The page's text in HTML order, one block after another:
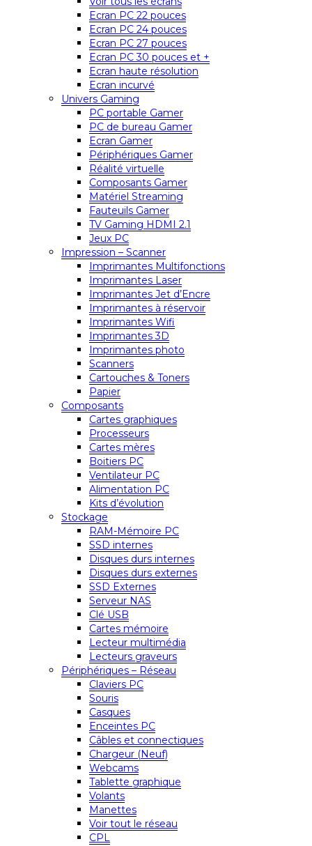
Ecran PC 22 pouces
Ecran PC 24 pouces
Ecran PC 27 pouces
Ecran PC 30 pouces et +
Ecran haute résolution
Ecran incurvé
Univers Gaming
PC portable Gamer
PC de bureau Gamer
Ecran Gamer
Périphériques Gamer
Réalité virtuelle
Composants Gamer
Matériel Streaming
Fauteuils Gamer
TV Gaming HDMI 2.1
Jeux PC
Impression – Scanner
Imprimantes Multifonctions
Imprimantes Laser
Imprimantes Jet d’Encre
Imprimantes à réservoir
Imprimantes Wifi
Imprimantes 3D
Imprimantes photo
Scanners
Cartouches & Toners
Papier
Composants
Cartes graphiques
Processeurs
Cartes mères
Boitiers PC
Ventilateur PC
Alimentation PC
Kits d’évolution
Stockage
RAM-Mémoire PC
SSD internes
Disques durs internes
Disques durs externes
SSD Externes
Serveur NAS
Clé USB
Cartes mémoire
Lecteur multimédia
Lecteurs graveurs
Périphériques – Réseau
Claviers PC
Souris
Casques
Enceintes PC
Câbles et connectiques
Chargeur (Neuf)
Webcams
Tablette graphique
Volants
Manettes
Voir tout le réseau
CPL